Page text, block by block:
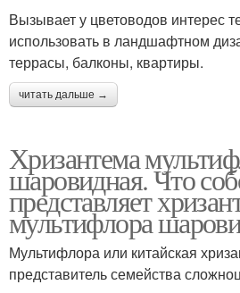
Вызывает у цветоводов интерес
использовать в ландшафтном
террасы, балконы, квартиры.
читать дальше →
Хризантема
шаровидная. Что
представляет
мультифлора
Мультифлора или китайская
представитель семейства